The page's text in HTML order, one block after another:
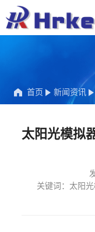
首页 新闻资讯
太阳光模拟
关键词：太阳